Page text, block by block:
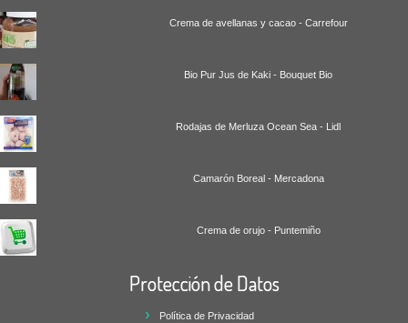
Crema de avellanas y cacao - Carrefour
Bio Pur Jus de Kaki - Bouquet Bio
Rodajas de Merluza Ocean Sea - Lidl
Camarón Boreal - Mercadona
Crema de orujo - Puntemiño
Protección de Datos
Política de Privacidad